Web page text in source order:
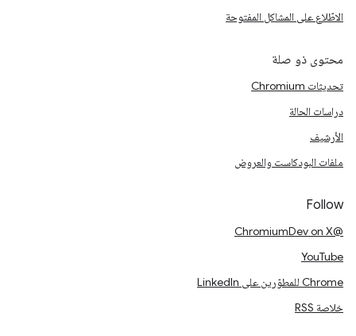
الاطّلاع على المشاكل المفتوحة
محتوى ذو صلة
تحديثات Chromium
دراسات الحالة
الأرشيف
ملفات البودكاست والعروض
Follow
@ChromiumDev on X
YouTube
Chrome للمطوّرين على LinkedIn
خلاصة RSS